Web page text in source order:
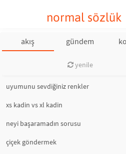
normal sözlük
akış gündem
yenile
uyumunu sevdiğiniz renkler
xs kadin vs xl kadin
neyi başaramadın sorusu
çiçek göndermek